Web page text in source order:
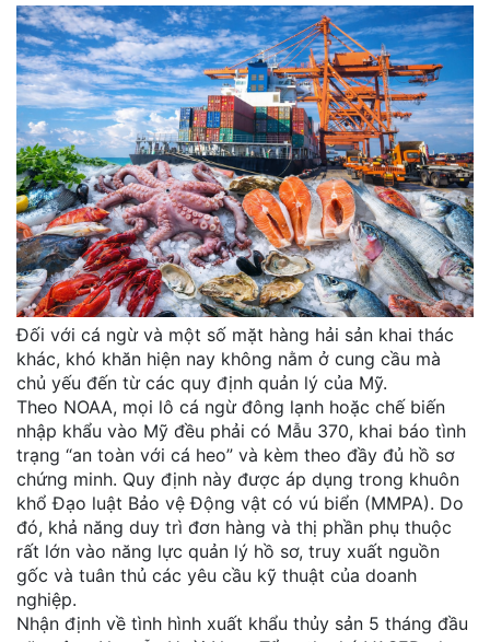
Đối với cá ngừ và một số mặt hàng hải sản khai thác
khác, khó khăn hiện nay không nằm ở cung cầu mà
chủ yếu đến từ các quy định quản lý của Mỹ.
Theo NOAA, mọi lô cá ngừ đông lạnh hoặc chế biến
nhập khẩu vào Mỹ đều phải có Mẫu 370, khai báo tình
trạng “an toàn với cá heo” và kèm theo đầy đủ hồ sơ
chứng minh. Quy định này được áp dụng trong khuôn
khổ Đạo luật Bảo vệ Động vật có vú biển (MMPA). Do
đó, khả năng duy trì đơn hàng và thị phần phụ thuộc
rất lớn vào năng lực quản lý hồ sơ, truy xuất nguồn
gốc và tuân thủ các yêu cầu kỹ thuật của doanh
nghiệp.
Nhận định về tình hình xuất khẩu thủy sản 5 tháng đầu